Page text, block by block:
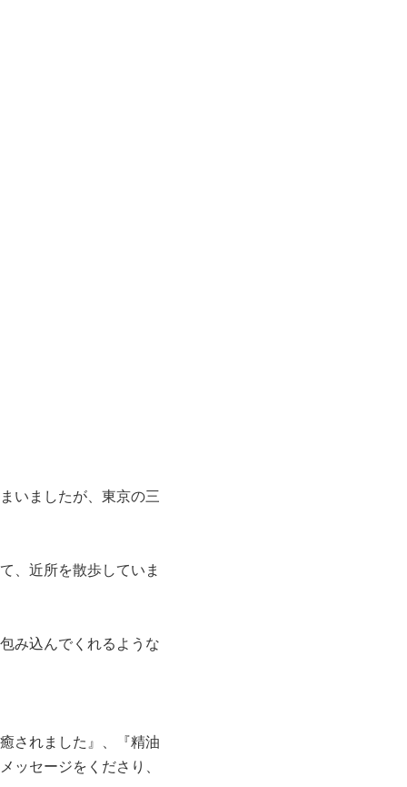
いましたが、東京の三
、近所を散歩していま
み込んでくれるような
されました』、『精油
ッセージをくださり、